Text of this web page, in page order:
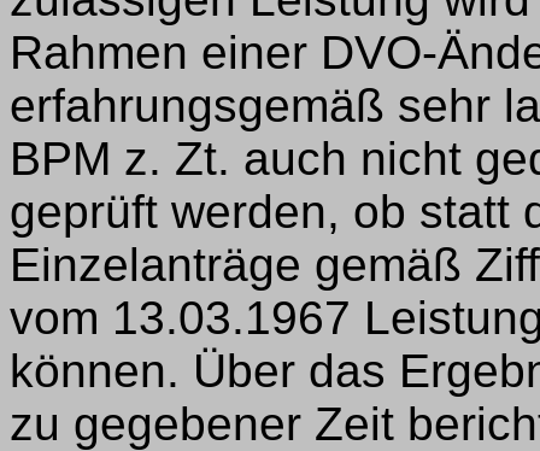
Rahmen einer DVO-
erfahrungsgemäß sehr
BPM z. Zt. auch nicht
geprüft werden, ob statt
Einzelanträge gemäß
vom 13.03.1967
können. Über das
zu gegebener Zeit